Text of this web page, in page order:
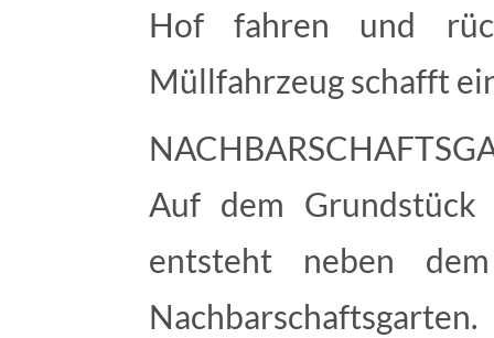
Hof fahren und
Müllfahrzeug schafft
Auf dem Grundstück
entsteht neben